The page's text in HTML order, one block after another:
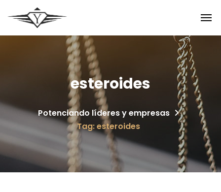
esteroides
Potenciando líderes y empresas
Tag: esteroides